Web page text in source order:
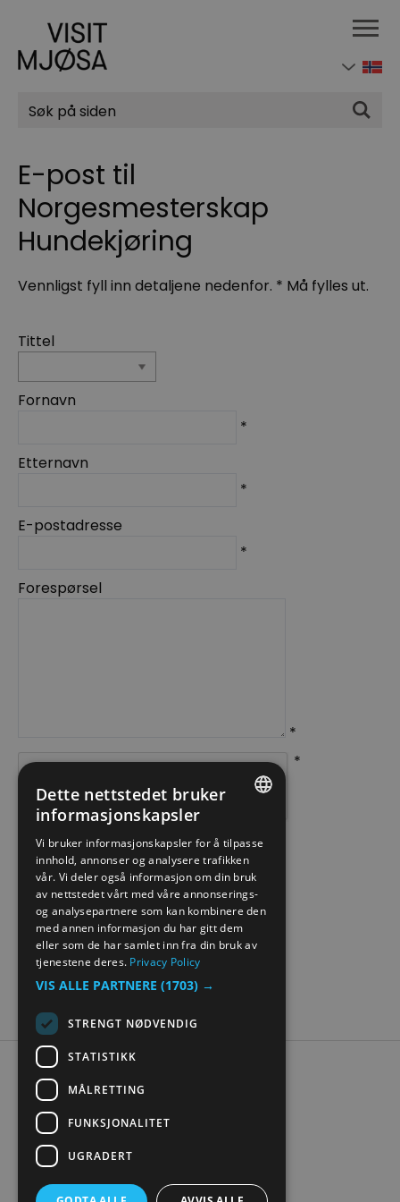
Søk
E-post til
Norgesmesterskap
Hundekjøring
Vennligst fyll inn detaljene nedenfor. * Må fylles ut.
Tittel
Fornavn
*
Etternavn
*
E-postadresse
*
Forespørsel
*
*
Tilgjengelighetserklæring
Personvern
Kontakt oss
Nettstedskart
NORWEGIAN
GERMAN
Dette nettstedet bruker
informasjonskapsler
Vi bruker informasjonskapsler for å tilpasse
innhold, annonser og analysere trafikken
vår. Vi deler også informasjon om din bruk
av nettstedet vårt med våre annonserings-
og analysepartnere som kan kombinere den
med annen informasjon du har gitt dem
eller som de har samlet inn fra din bruk av
tjenestene deres. Privacy Policy
VIS ALLE PARTNERE (1703) →
STRENGT NØDVENDIG
STATISTIKK
MÅLRETTING
FUNKSJONALITET
UGRADERT